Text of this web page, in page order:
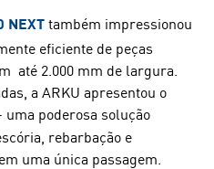
NEXTtambém impressionou
eficiente de peças
até 2.000 mm de largura.
, a ARKU apresentou o
uma poderosa solução
rebarbação e
uma única passagem.